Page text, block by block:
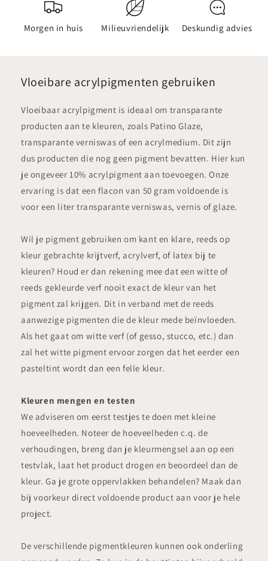
Morgen in huis Milieuvriendelijk Deskundig advies
Vloeibare acrylpigmenten gebruiken
Vloeibaar acrylpigment is ideaal om transparante
producten aan te kleuren, zoals Patino Glaze,
transparante verniswas of een acrylmedium. Dit zijn
dus producten die nog geen pigment bevatten. Hier kun
je ongeveer 10% acrylpigment aan toevoegen. Onze
ervaring is dat een flacon van 50 gram voldoende is
voor een liter transparante verniswas, vernis of glaze.
Wil je pigment gebruiken om kant en klare, reeds op
kleur gebrachte krijtverf, acrylverf, of latex bij te
kleuren? Houd er dan rekening mee dat een witte of
reeds gekleurde verf nooit exact de kleur van het
pigment zal krijgen. Dit in verband met de reeds
aanwezige pigmenten die de kleur mede beïnvloeden.
Als het gaat om witte verf (of gesso, stucco, etc.) dan
zal het witte pigment ervoor zorgen dat het eerder een
pasteltint wordt dan een felle kleur.
Kleuren mengen en testen
We adviseren om eerst testjes te doen met kleine
hoeveelheden. Noteer de hoeveelheden c.q. de
verhoudingen, breng dan je kleurmengsel aan op een
testvlak, laat het product drogen en beoordeel dan de
kleur. Ga je grote oppervlakken behandelen? Maak dan
bij voorkeur direct voldoende product aan voor je hele
project.
De verschillende pigmentkleuren kunnen ook onderling